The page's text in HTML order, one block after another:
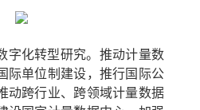
字化转型研究。 推动计量数
际单位制建设，推行国际公
动跨行业、跨领域计量数据